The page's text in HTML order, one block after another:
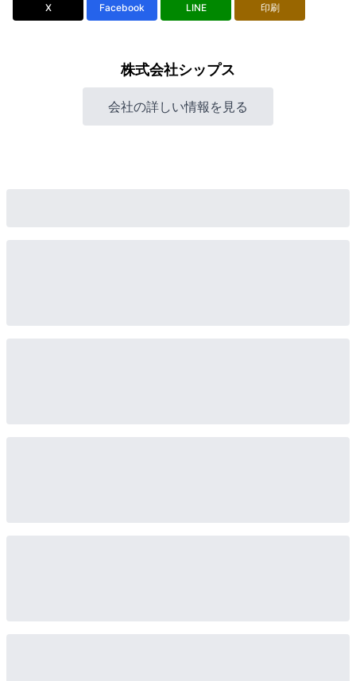
X Facebook LINE 印刷
株式会社シップス
会社の詳しい情報を見る